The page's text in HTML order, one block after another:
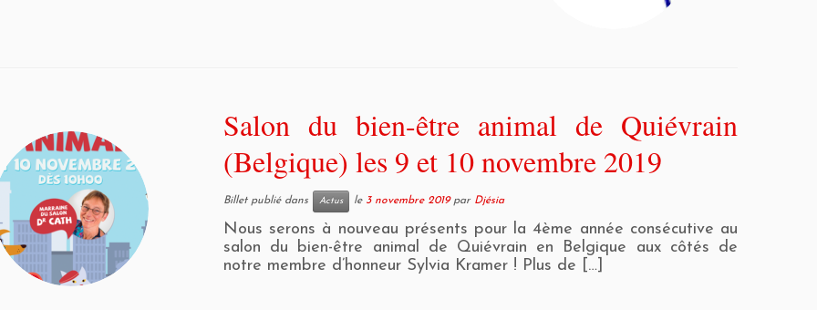
Salon du bien-être animal de Quiévrain
(Belgique) les 9 et 10 novembre 2019
Billet publié dans Actus le 3 novembre 2019 par Djésia
Nous serons à nouveau présents pour la 4ème année consécutive au
salon du bien-être animal de Quiévrain en Belgique aux côtés de
notre membre d’honneur Sylvia Kramer ! Plus de […]